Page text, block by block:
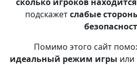
подскажетслабые
Помимо этого сайт
идеальный режим игры или